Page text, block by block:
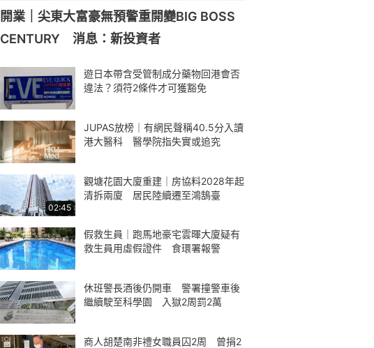
開業｜尖東大富豪無預警重開變BIG BOSS
CENTURY 消息：新投資者
遊日本帶含受管制成分藥物回港會否
違法？須符2條件才可獲豁免
JUPAS放榜｜有網民聲稱40.5分入讀
港大醫科 醫學院指失實或追究
02:45
觀塘花園大廈重建｜房協料2028年起
清拆兩廈 居民陸續遷至鴻鵠臺
假救生員｜跑馬地豪宅雲暉大廈疑有
救生員用虛假證件 食環署報警
休班警長酒後仍開車 警署撞警車後
繼續駛至科學園 入獄2周罰2萬
商人胡楚南非禮女職員囚2周 曾捐2